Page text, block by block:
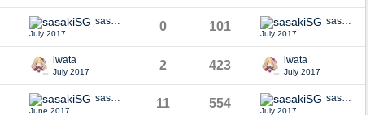
July 2017
0 101
July 2017
iwata
July 2017 2 423 iwata
July 2017
June 2017
11 554
July 2017